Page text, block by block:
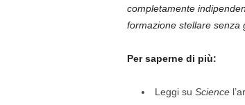
completamente
formazione stellare senza
Per saperne di più:
Leggi su Science